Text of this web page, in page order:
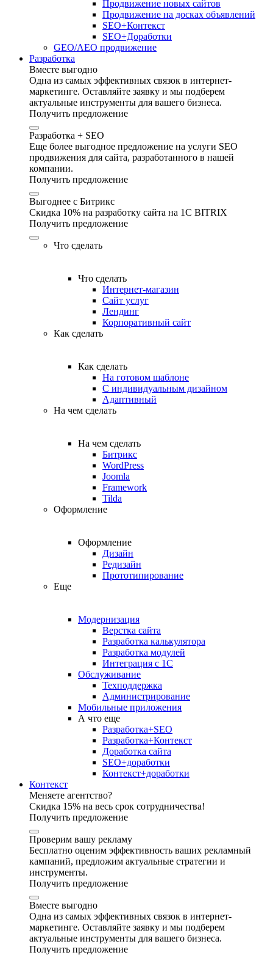
Продвижение новых сайтов
Продвижение на досках объявлений
SEO+Контекст
SEO+Доработки
GEO/AEO продвижение
Разработка
Вместе выгодно
Одна из самых эффективных связок в интернет-
маркетинге. Оставляйте заявку и мы подберем
актуальные инструменты для вашего бизнеса.
Получить предложение
Разработка + SEO
Еще более выгодное предложение на услуги SEO
продвижения для сайта, разработанного в нашей
компании.
Получить предложение
Выгоднее с Битрикс
Скидка 10% на разработку сайта на 1C BITRIX
Получить предложение
Что сделать
Что сделать
Интернет-магазин
Сайт услуг
Лендинг
Корпоративный сайт
Как сделать
Как сделать
На готовом шаблоне
С индивидуальным дизайном
Адаптивный
На чем сделать
На чем сделать
Битрикс
WordPress
Joomla
Framework
Tilda
Оформление
Оформление
Дизайн
Редизайн
Прототипирование
Еще
Модернизация
Верстка сайта
Разработка калькулятора
Разработка модулей
Интеграция с 1С
Обслуживание
Техподдержка
Администрирование
Мобильные приложения
А что еще
Разработка+SEO
Разработка+Контекст
Доработка сайта
SEO+доработки
Контекст+доработки
Контекст
Меняете агентство?
Скидка 15% на весь срок сотрудничества!
Получить предложение
Проверим вашу рекламу
Бесплатно оценим эффективность ваших рекламный
кампаний, предложим актуальные стратегии и
инструменты.
Получить предложение
Вместе выгодно
Одна из самых эффективных связок в интернет-
маркетинге. Оставляйте заявку и мы подберем
актуальные инструменты для вашего бизнеса.
Получить предложение